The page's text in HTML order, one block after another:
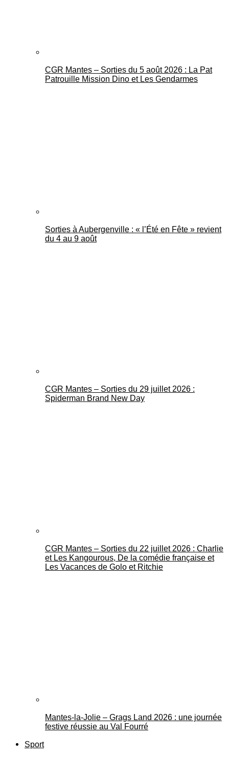
CGR Mantes – Sorties du 5 août 2026 : La Pat
Patrouille Mission Dino et Les Gendarmes
Sorties à Aubergenville : « l’Été en Fête » revient
du 4 au 9 août
CGR Mantes – Sorties du 29 juillet 2026 :
Spiderman Brand New Day
CGR Mantes – Sorties du 22 juillet 2026 : Charlie
et Les Kangourous, De la comédie française et
Les Vacances de Golo et Ritchie
Mantes-la-Jolie – Grags Land 2026 : une journée
festive réussie au Val Fourré
Sport